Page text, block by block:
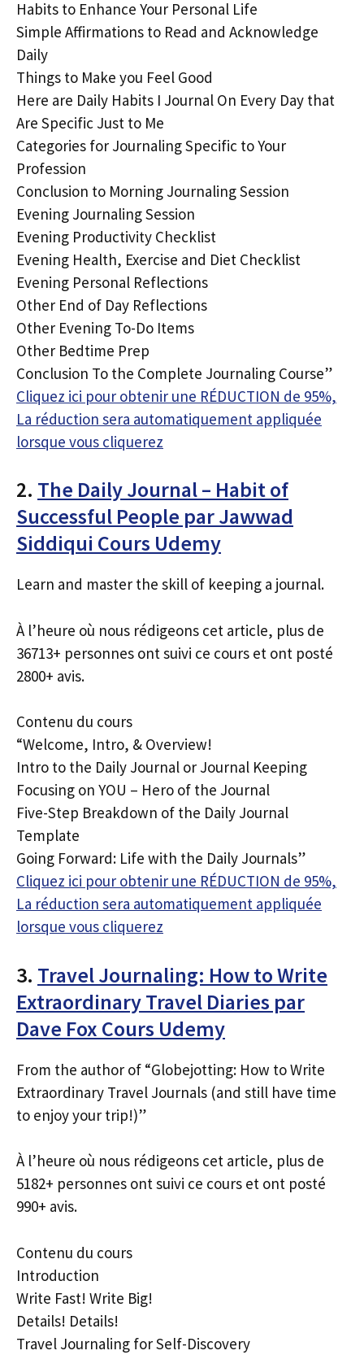
Habits to Enhance Your Personal Life
Simple Affirmations to Read and Acknowledge
Daily
Things to Make you Feel Good
Here are Daily Habits I Journal On Every Day that
Are Specific Just to Me
Categories for Journaling Specific to Your
Profession
Conclusion to Morning Journaling Session
Evening Journaling Session
Evening Productivity Checklist
Evening Health, Exercise and Diet Checklist
Evening Personal Reflections
Other End of Day Reflections
Other Evening To-Do Items
Other Bedtime Prep
Conclusion To the Complete Journaling Course”
Cliquez ici pour obtenir une RÉDUCTION de 95%,
La réduction sera automatiquement appliquée
lorsque vous cliquerez
2. The Daily Journal – Habit of
Successful People par Jawwad
Siddiqui Cours Udemy
Learn and master the skill of keeping a journal.
À l’heure où nous rédigeons cet article, plus de
36713+ personnes ont suivi ce cours et ont posté
2800+ avis.
Contenu du cours
“Welcome, Intro, & Overview!
Intro to the Daily Journal or Journal Keeping
Focusing on YOU – Hero of the Journal
Five-Step Breakdown of the Daily Journal
Template
Going Forward: Life with the Daily Journals”
Cliquez ici pour obtenir une RÉDUCTION de 95%,
La réduction sera automatiquement appliquée
lorsque vous cliquerez
3. Travel Journaling: How to Write
Extraordinary Travel Diaries par
Dave Fox Cours Udemy
From the author of “Globejotting: How to Write
Extraordinary Travel Journals (and still have time
to enjoy your trip!)”
À l’heure où nous rédigeons cet article, plus de
5182+ personnes ont suivi ce cours et ont posté
990+ avis.
Contenu du cours
Introduction
Write Fast! Write Big!
Details! Details!
Travel Journaling for Self-Discovery